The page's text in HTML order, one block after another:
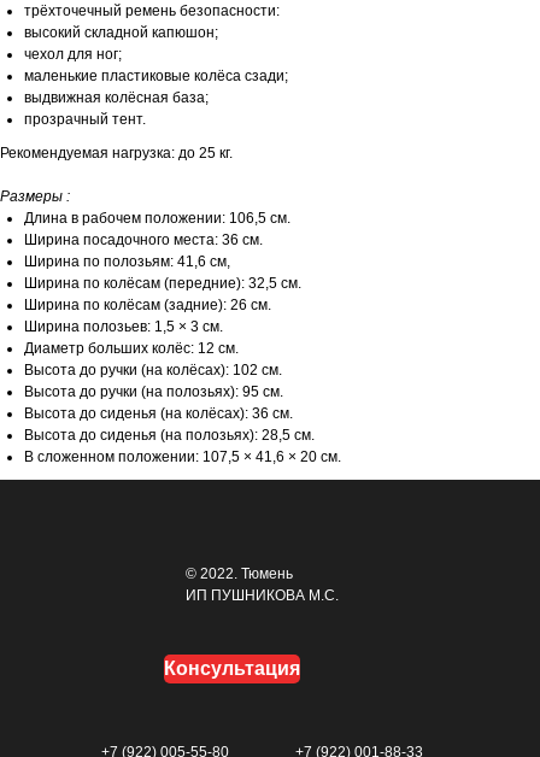
трёхточечный ремень безопасности:
высокий складной капюшон;
чехол для ног;
маленькие пластиковые колёса сзади;
выдвижная колёсная база;
прозрачный тент.
Рекомендуемая нагрузка: до 25 кг.
Размеры :
Длина в рабочем положении: 106,5 см.
Ширина посадочного места: 36 см.
Ширина по полозьям: 41,6 см,
Ширина по колёсам (передние): 32,5 см.
Ширина по колёсам (задние): 26 см.
Ширина полозьев: 1,5 × 3 см.
Диаметр больших колёс: 12 см.
Высота до ручки (на колёсах): 102 см.
Высота до ручки (на полозьях): 95 см.
Высота до сиденья (на колёсах): 36 см.
Высота до сиденья (на полозьях): 28,5 см.
В сложенном положении: 107,5 × 41,6 × 20 см.
© 2022. Тюмень
ИП ПУШНИКОВА М.С.
+7 (922) 001-88-33
+7 (922) 005-55-80
Консультация